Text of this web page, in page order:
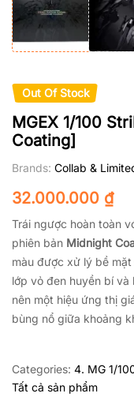
Out Of Stock
MGEX 1/100
Coating]
Brands: Collab &
32.000.000 ₫
Trái ngược hoàn toàn
phiên bản Midnight
màu được xử lý bề
lớp vỏ đen huyền bí
nên một hiệu ứng thị
bùng nổ giữa khoảng
Categories: 4. MG 1/
Tất cả sản phẩm